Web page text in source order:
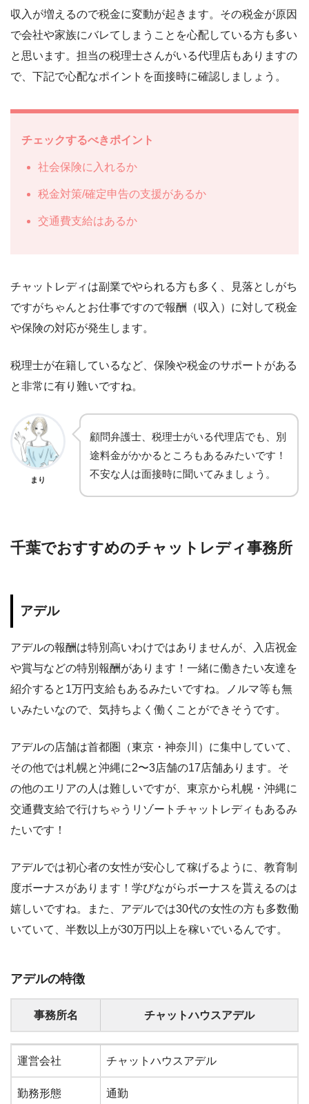
収入が増えるので税金に変動が起きます。その税金が原因
で会社や家族にバレてしまうことを心配している方も多い
と思います。担当の税理士さんがいる代理店もありますの
で、下記で心配なポイントを面接時に確認しましょう。
チェックするべきポイント
社会保険に入れるか
税金対策/確定申告の支援があるか
交通費支給はあるか
チャットレディは副業でやられる方も多く、見落としがち
ですがちゃんとお仕事ですので報酬（収入）に対して税金
や保険の対応が発生します。
税理士が在籍しているなど、保険や税金のサポートがある
と非常に有り難いですね。
まり
顧問弁護士、税理士がいる代理店でも、別
途料金がかかるところもあるみたいです！
不安な人は面接時に聞いてみましょう。
千葉でおすすめのチャットレディ事務所
アデル
アデルの報酬は特別高いわけではありませんが、入店祝金
や賞与などの特別報酬があります！一緒に働きたい友達を
紹介すると1万円支給もあるみたいですね。ノルマ等も無
いみたいなので、気持ちよく働くことができそうです。
アデルの店舗は首都圏（東京・神奈川）に集中していて、
その他では札幌と沖縄に2〜3店舗の17店舗あります。そ
の他のエリアの人は難しいですが、東京から札幌・沖縄に
交通費支給で行けちゃうリゾートチャットレディもあるみ
たいです！
アデルでは初心者の女性が安心して稼げるように、教育制
度ボーナスがあります！学びながらボーナスを貰えるのは
嬉しいですね。また、アデルでは30代の女性の方も多数働
いていて、半数以上が30万円以上を稼いでいるんです。
アデルの特徴
事務所名 チャットハウスアデル
事務所名 チャットハウスアデル
運営会社 チャットハウスアデル
勤務形態 通勤